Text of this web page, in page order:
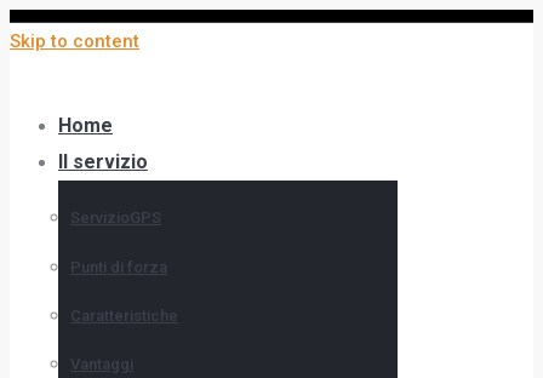
Skip to content
Home
Il servizio
ServizioGPS
Punti di forza
Caratteristiche
Vantaggi